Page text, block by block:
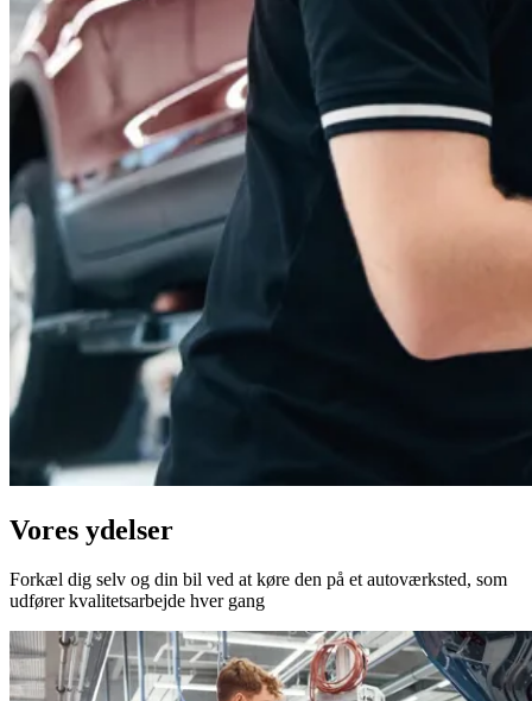
Vores ydelser
Forkæl dig selv og din bil ved at køre den på et autoværksted, som
udfører kvalitetsarbejde hver gang